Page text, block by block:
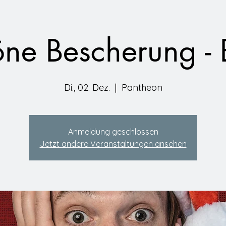
Bescherung -
Di., 02. Dez.
  |
Pantheon
Anmeldung geschlossen
Jetzt andere Veranstaltungen ansehen